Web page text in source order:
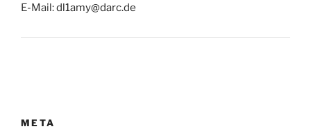
E-Mail:dl1amy@darc.de
META